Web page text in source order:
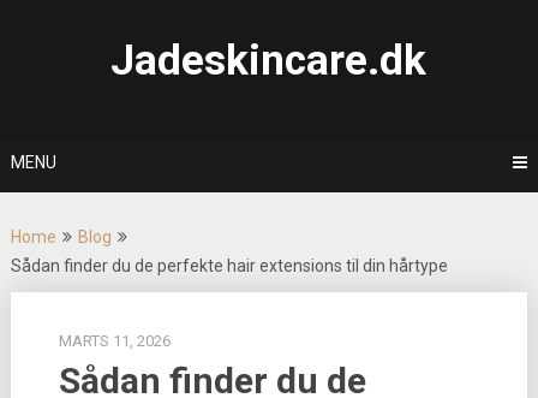
Jadeskincare.dk
MENU
Home
Blog
Sådan finder du de perfekte hair extensions til din hårtype
MARTS 11, 2026
Sådan finder du de